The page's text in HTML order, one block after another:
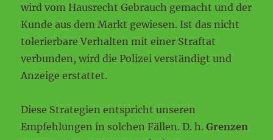
wird vom Hausrecht Gebrauch gemacht und der
Kunde aus dem Markt gewiesen. Ist das nicht
tolerierbare Verhalten mit einer Straftat
verbunden, wird die Polizei verständigt und
Anzeige erstattet.
Diese Strategien entspricht unseren
Empfehlungen in solchen Fällen. D. h.Grenzen